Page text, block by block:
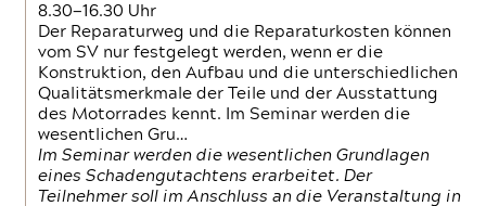
8.30—16.30 Uhr
Der Reparaturweg und die Reparaturkosten können
vom SV nur festgelegt werden, wenn er die
Konstruktion, den Aufbau und die unterschiedlichen
Qualitätsmerkmale der Teile und der Ausstattung
des Motorrades kennt. Im Seminar werden die
wesentlichen Gru…
Im Seminar werden die wesentlichen Grundlagen
eines Schadengutachtens erarbeitet. Der
Teilnehmer soll im Anschluss an die Veranstaltung in